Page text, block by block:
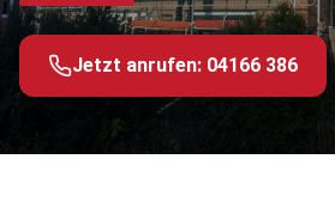
Jetzt anrufen: 04166 386